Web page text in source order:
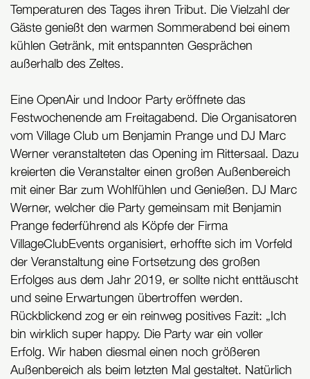
Temperaturen des Tages ihren Tribut. Die Vielzahl der
Gäste genießt den warmen Sommerabend bei einem
kühlen Getränk, mit entspannten Gesprächen
außerhalb des Zeltes.
Eine OpenAir und Indoor Party eröffnete das
Festwochenende am Freitagabend. Die Organisatoren
vom Village Club um Benjamin Prange und DJ Marc
Werner veranstalteten das Opening im Rittersaal. Dazu
kreierten die Veranstalter einen großen Außenbereich
mit einer Bar zum Wohlfühlen und Genießen. DJ Marc
Werner, welcher die Party gemeinsam mit Benjamin
Prange federführend als Köpfe der Firma
VillageClubEvents organisiert, erhoffte sich im Vorfeld
der Veranstaltung eine Fortsetzung des großen
Erfolges aus dem Jahr 2019, er sollte nicht enttäuscht
und seine Erwartungen übertroffen werden.
Rückblickend zog er ein reinweg positives Fazit: „Ich
bin wirklich super happy. Die Party war ein voller
Erfolg. Wir haben diesmal einen noch größeren
Außenbereich als beim letzten Mal gestaltet. Natürlich